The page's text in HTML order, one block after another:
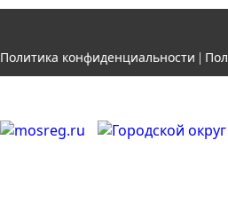
Политика конфиденциальности |